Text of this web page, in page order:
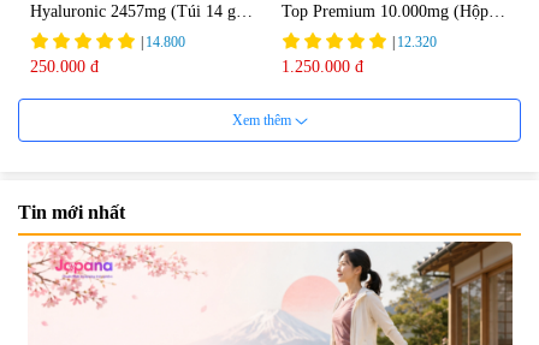
Hyaluronic 2457mg (Túi 14 gói
x 3g) - Date 04/2027
| 14.800
250.000 đ
Top Premium 10.000mg (Hộp
10 chai x 50ml)
| 12.320
1.250.000 đ
Nước uống đẹp da Collagen
Nước uống Collagen Kaza Rose
Lady 5000mg (Hộp 10 chai x
Xem thêm
Tin mới nhất